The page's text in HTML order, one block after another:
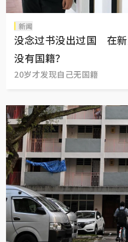
新闻
没念过书没出过国 在
没有国籍？
20岁才发现自己无国籍